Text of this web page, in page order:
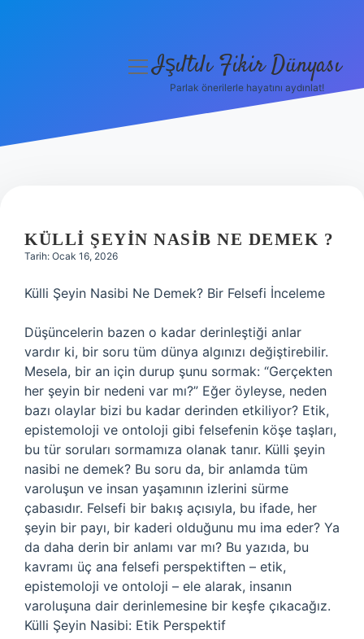
menüyüIşıltılı Fikir Dünyası
Parlak önerilerle hayatını aydınlat!
KÜLLI ŞEYIN NASIB NE DEMEK ?
Tarih: Ocak 16, 2026
Külli Şeyin Nasibi Ne Demek? Bir Felsefi İnceleme
Düşüncelerin bazen o kadar derinleştiği anlar
vardır ki, bir soru tüm dünya algınızı değiştirebilir.
Mesela, bir an için durup şunu sormak: “Gerçekten
her şeyin bir nedeni var mı?” Eğer öyleyse, neden
bazı olaylar bizi bu kadar derinden etkiliyor? Etik,
epistemoloji ve ontoloji gibi felsefenin köşe taşları,
bu tür soruları sormamıza olanak tanır. Külli şeyin
nasibi ne demek? Bu soru da, bir anlamda tüm
varoluşun ve insan yaşamının izlerini sürme
çabasıdır. Felsefi bir bakış açısıyla, bu ifade, her
şeyin bir payı, bir kaderi olduğunu mu ima eder? Ya
da daha derin bir anlamı var mı? Bu yazıda, bu
kavramı üç ana felsefi perspektiften – etik,
epistemoloji ve ontoloji – ele alarak, insanın
varoluşuna dair derinlemesine bir keşfe çıkacağız.
Külli Şeyin Nasibi: Etik Perspektif